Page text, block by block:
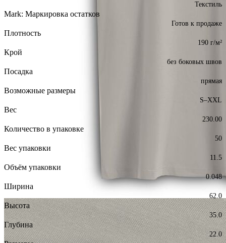
Текстиль
Mark: Маркировка остатков
Готов к продаже
Плотность
190 г/м²
Крой
без боковых швов
Посадка
прямая
Возможные размеры
S–XXL
Вес
230.00
Количество в упаковке
50
Вес упаковки
11.5
Объём упаковки
0.048
Ширина
62.0
Высота
35.0
Глубина
22.0